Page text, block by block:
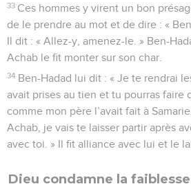
33 Ces hommes y virent un bon
de le prendre au mot et de dire : «
Il dit : « Allez-y, amenez-le. » Ben-
Achab le fit monter sur son char.
34 Ben-Hadad lui dit : « Je te rendrai
avait prises au tien et tu pourras faire
comme mon père l’avait fait à
Achab, je vais te laisser partir après
avec toi. » Il fit alliance avec lui et le
Dieu condamne la